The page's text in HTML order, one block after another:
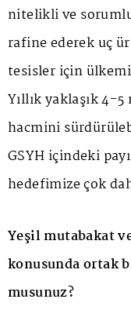
nitelikli ve
rafine ederek uç
tesisler için
Yıllık yaklaşık 4-
hacmini
GSYH içindeki
hedefimize çok
Yeşil mutabakat
konusunda ortak
musunuz?